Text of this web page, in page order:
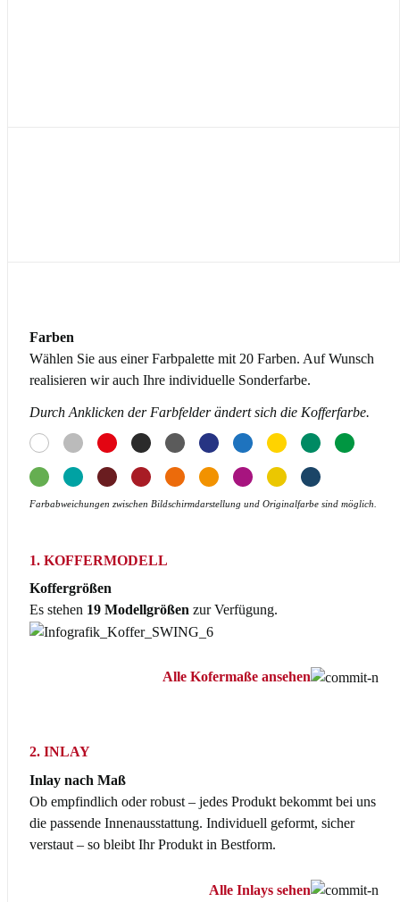
Farben
Wählen Sie aus einer Farbpalette mit 20 Farben. Auf Wunsch
realisieren wir auch Ihre individuelle Sonderfarbe.
Durch Anklicken der Farbfelder ändert sich die Kofferfarbe.
Farbabweichungen zwischen Bildschirmdarstellung und Originalfarbe sind möglich.
1. KOFFERMODELL
Koffergrößen
Es stehen 19 Modellgrößen zur Verfügung.
Alle Kofermaße ansehen
2. INLAY
Inlay nach Maß
Ob empfindlich oder robust – jedes Produkt bekommt bei uns
die passende Innenausstattung. Individuell geformt, sicher
verstaut – so bleibt Ihr Produkt in Bestform.
Alle Inlays sehen